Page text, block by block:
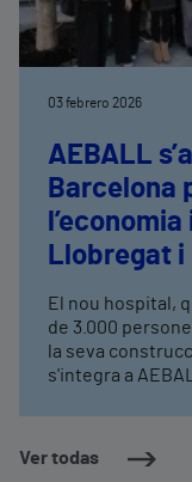
Ver todas
03 febrero 2026
AEBALL
Barcelona
Llobregat
El nou hospital,
de 3.000
la seva
s'integra a
Una
AEBALL ha
l'hospital i ha